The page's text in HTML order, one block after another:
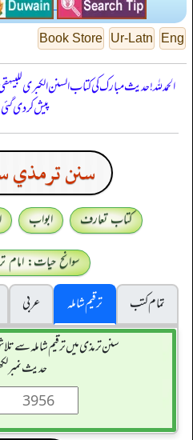
Eng
Ur-Latn
Book Store
الحمدللہ! حدیث مبارک کی کتاب السنن الكبرى
پیش کر دی
سنن ترمذي
کتاب تعارف ابواب
سوانح حیات: امام
تمام کتب
ترقیم شاملہ عربی
سنن ترمذی میں ترقیم شاملہ سے
حدیث نمبر